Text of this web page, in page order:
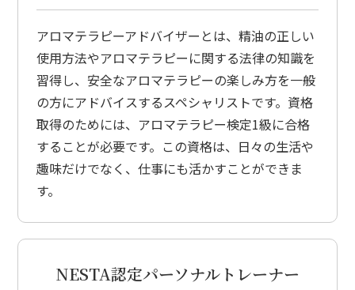
アロマテラピーアドバイザーとは、精油の正しい
使用方法やアロマテラピーに関する法律の知識を
習得し、安全なアロマテラピーの楽しみ方を一般
の方にアドバイスするスペシャリストです。資格
取得のためには、アロマテラピー検定1級に合格
することが必要です。この資格は、日々の生活や
趣味だけでなく、仕事にも活かすことができま
す。
NESTA認定パーソナルトレーナー